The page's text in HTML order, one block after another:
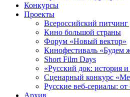
Конкурсы
Проекты
Всероссийский
Кино большой страны
Форум «Новый вектор»
Кинофестиваль «Будем
Short Film Days
«Русский док: история
Сценарный конкурс
Русские веб-сериалы:
Архив